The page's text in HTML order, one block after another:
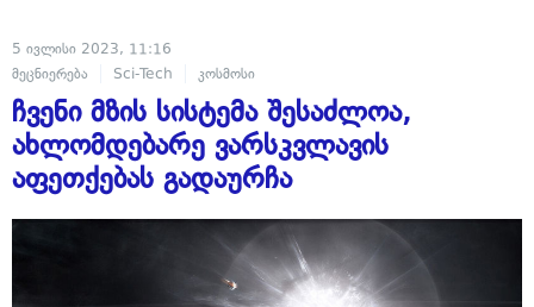
5 ივლისი 2023, 11:16
მეცნიერება
Sci-Tech კოსმოსი
ჩვენი მზის სისტემა შესაძლოა,
ახლომდებარე ვარსკვლავის
აფეთქებას გადაურჩა